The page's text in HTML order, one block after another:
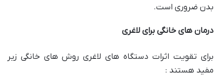
بدن ضروری است.
درمان های خانگی برای لاغری
برای تقویت اثرات دستگاه های لاغری روش های خانگی زیر
مفید هستند :